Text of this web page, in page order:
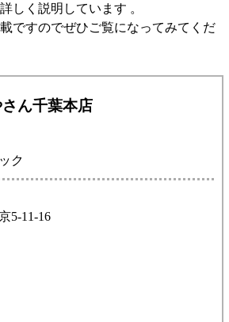
しく説明しています 。
ですのでぜひご覧になってみてくだ
ん千葉本店
ク
5-11-16